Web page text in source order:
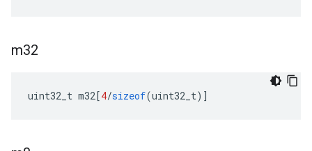
m32
uint32_t m32[4/sizeof(uint32_t)]